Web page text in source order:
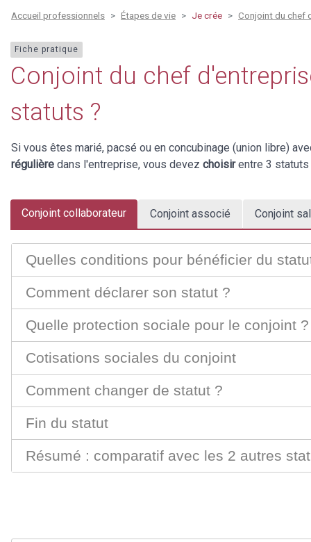
Accueil professionnels Étapes de vie Je crée Conjoint du chef
Fiche pratique
Conjoint du chef
statuts ?
Si vous êtes marié, pacsé ou en concubinage (union libre)
régulière dans l'entreprise, vous devez choisirentre 3
Conjoint collaborateur Conjoint associé Conjoint
Quelles conditions pour bénéficier du
Comment déclarer son statut ?
Quelle protection sociale pour le conjoint ?
Cotisations sociales du conjoint
Comment changer de statut ?
Fin du statut
Résumé : comparatif avec les 2 autres